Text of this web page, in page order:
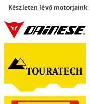
Készleten lévő motorjaink